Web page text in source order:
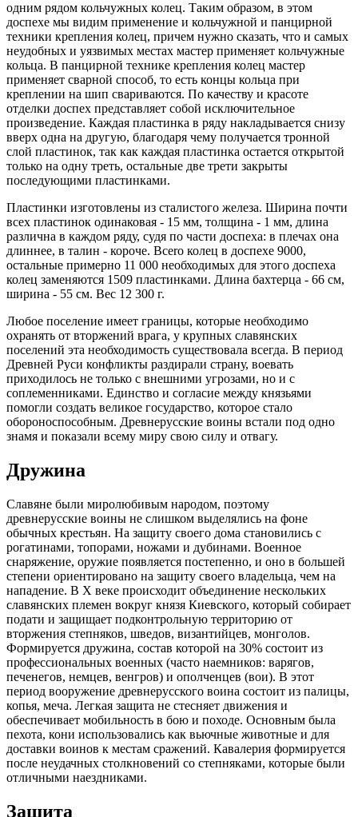
одним рядом кольчужных колец. Таким образом, в этом
доспехе мы видим применение и кольчужной и панцирной
техники крепления колец, причем нужно сказать, что и самых
неудобных и уязвимых местах мастер применяет кольчужные
кольца. В панцирной технике крепления колец мастер
применяет сварной способ, то есть концы кольца при
креплении на шип свариваются. По качеству и красоте
отделки доспех представляет собой исключительное
произведение. Каждая пластинка в ряду накладывается снизу
вверх одна на другую, благодаря чему получается тронной
слой пластинок, так как каждая пластинка остается открытой
только на одну треть, остальные две трети закрыты
последующими пластинками.
Пластинки изготовлены из сталистого железа. Ширина почти
всех пластинок одинаковая - 15 мм, толщина - 1 мм, длина
различна в каждом ряду, судя по части доспеха: в плечах она
длиннее, в талин - короче. Вcero колец в доспехе 9000,
остальные примерно 11 000 необходимых для этого доспеха
колец заменяются 1509 пластинками. Длина бахтерца - 66 см,
ширина - 55 см. Вес 12 300 г.
Любое поселение имеет границы, которые необходимо
охранять от вторжений врага, у крупных славянских
поселений эта необходимость существовала всегда. В период
Древней Руси конфликты раздирали страну, воевать
приходилось не только с внешними угрозами, но и с
соплеменниками. Единство и согласие между князьями
помогли создать великое государство, которое стало
обороноспособным. Древнерусские воины встали под одно
знамя и показали всему миру свою силу и отвагу.
Дружина
Славяне были миролюбивым народом, поэтому
древнерусские воины не слишком выделялись на фоне
обычных крестьян. На защиту своего дома становились с
рогатинами, топорами, ножами и дубинами. Военное
снаряжение, оружие появляется постепенно, и оно в большей
степени ориентировано на защиту своего владельца, чем на
нападение. В X веке происходит объединение нескольких
славянских племен вокруг князя Киевского, который собирает
подати и защищает подконтрольную территорию от
вторжения степняков, шведов, византийцев, монголов.
Формируется дружина, состав которой на 30% состоит из
профессиональных военных (часто наемников: варягов,
печенегов, немцев, венгров) и ополченцев (вои). В этот
период вооружение древнерусского воина состоит из палицы,
копья, меча. Легкая защита не стесняет движения и
обеспечивает мобильность в бою и походе. Основным была
пехота, кони использовались как вьючные животные и для
доставки воинов к местам сражений. Кавалерия формируется
после неудачных столкновений со степняками, которые были
отличными наездниками.
Защита